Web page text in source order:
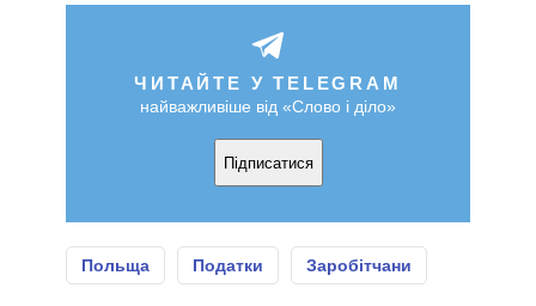
ЧИТАЙТЕ У TELEGRAM
найважливіше від «Слово і діло»
Підписатися
Польща Податки Заробітчани